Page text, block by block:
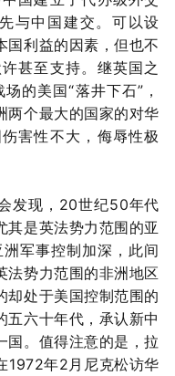
与中国建交。可以设
国利益的因素，但也不
甚至支持。继英国之
的美国“落井下石”，
两个最大的国家的对华
害性不大，侮辱性极
发现，20世纪50年代
其是英法势力范围的亚
军事控制加深，此间
法势力范围的非洲地区
却处于美国控制范围的
五六十年代，承认新中
国。值得注意的是，拉
1972年2月尼克松访华